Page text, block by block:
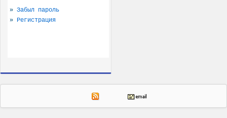
» Забыл пароль
» Регистрация